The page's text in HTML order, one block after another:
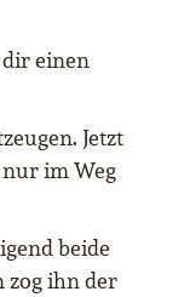
dir einen
Jetzt
im Weg
beide
zog ihn der